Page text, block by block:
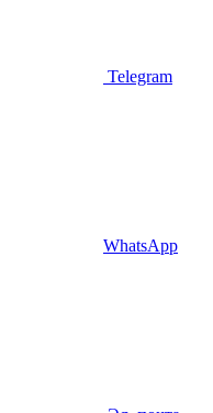
Telegram
WhatsApp